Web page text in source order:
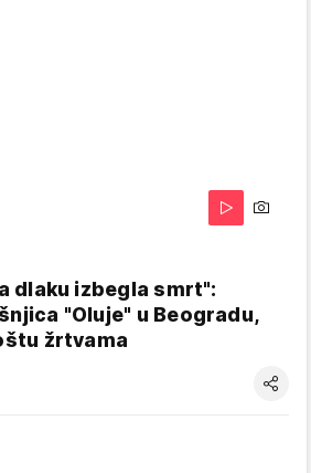
dlaku izbegla smrt":
"Oluje" u Beogradu,
žrtvama